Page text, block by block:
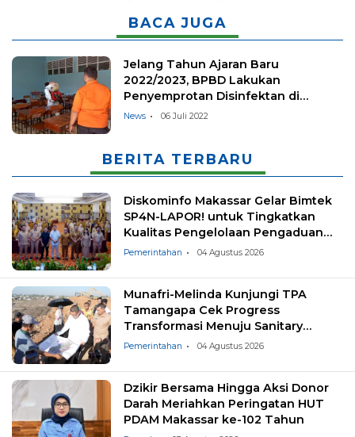
BACA JUGA
Jelang Tahun Ajaran Baru
2022/2023, BPBD Lakukan
Penyemprotan Disinfektan di
Sekolah
News 06 Juli 2022
BERITA TERBARU
Diskominfo Makassar Gelar Bimtek
SP4N-LAPOR! untuk Tingkatkan
Kualitas Pengelolaan Pengaduan
Masyarakat
Pemerintahan 04 Agustus 2026
Munafri-Melinda Kunjungi TPA
Tamangapa Cek Progress
Transformasi Menuju Sanitary
Landfill
Pemerintahan 04 Agustus 2026
Dzikir Bersama Hingga Aksi Donor
Darah Meriahkan Peringatan HUT
PDAM Makassar ke-102 Tahun